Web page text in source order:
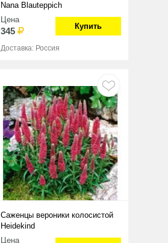
Nana Blauteppich
Цена
345 Купить
Доставка: Россия
Саженцы вероники колосистой
Heidekind
Цена